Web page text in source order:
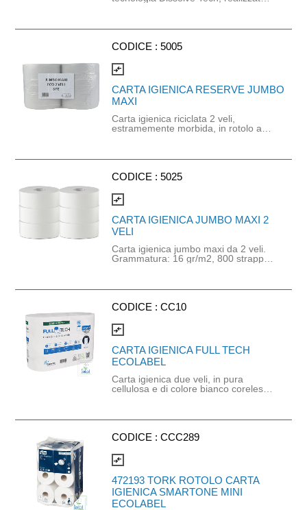
monovelo, grazie alla maggiore
stesse prestazioni di un prodotto a 2
FSC. Lunghezza rotolo: 500mt.
Altezza strappo: 8,9cm. Diametro
rotolo: 25cm. Diametro anima: 6cm.
La carta igienica è compatibile con il
DISPENSER BIANCO CARTA
IGIENICA JUMBO MAXI cod. 1107.
CODICE :5005
compare_arrows
CARTA IGIENICA RESERVE JUMBO
MAXI
Carta igienica riciclata 2 veli,
estramemente morbida, in rotolo a
metri.
CODICE :5025
compare_arrows
CARTA IGIENICA JUMBO MAXI 2
VELI
Carta igienica jumbo maxi da 2 veli.
Grammatura: 16 gr/m2, 800 strappi
Composizione: Fibre Vergini: 20 % +
CODICE :CC10
compare_arrows
CARTA IGIENICA FULL TECH
ECOLABEL
Carta igienica due veli, in pura
cellulosa e di colore bianco coreless.
Il pack in carta lo rende un prodotto
coreless, ovvero senza anima,
quantità di carta, riducendo
l'ingombro di magazzino nel lungo
periodo. Diametro rotolo: 14,9
x9,2cm Compatibile con il Dispenser
CC11
CODICE :CCC289
compare_arrows
472193 TORK ROTOLO CARTA
IGIENICA SMARTONE MINI
ECOLABEL